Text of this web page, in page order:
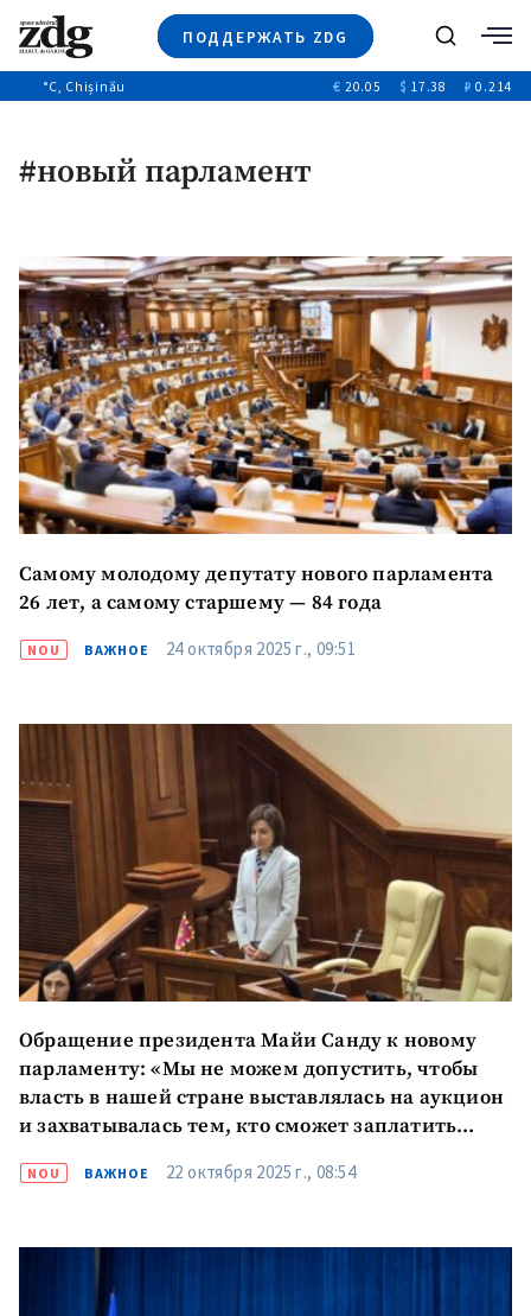
ПОДДЕРЖАТЬ ZDG
Новости
Видео
Выборы 2025
Поиск
°C, Chișinău € 20.05 $ 17.38 ₽ 0.214
#новый парламент
Самому молодому депутату нового парламента
26 лет, а самому старшему — 84 года
NOU ВАЖНОЕ 24 октября 2025 г., 09:51
Обращение президента Майи Санду к новому
парламенту: «Мы не можем допустить, чтобы
власть в нашей стране выставлялась на аукцион
и захватывалась тем, кто сможет заплатить
NOU ВАЖНОЕ 22 октября 2025 г., 08:54